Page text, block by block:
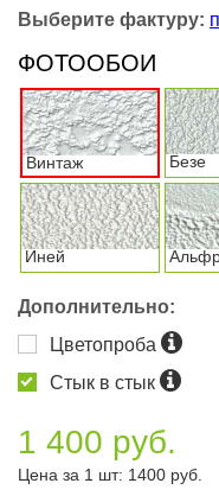
Выберите фактуру:
ФОТООБОИ
Винтаж Безе
Иней
Дополнительно:
Цветопроба
Стык в стык
1 400 руб.
Цена за 1 шт: 1400 руб.